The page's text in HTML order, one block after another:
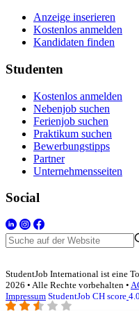
Anzeige inserieren
Kostenlos anmelden
Kandidaten finden
Studenten
Kostenlos anmelden
Nebenjob suchen
Ferienjob suchen
Praktikum suchen
Bewerbungstipps
Partner
Unternehmensseiten
Social
StudentJob International ist eine
2026 • Alle Rechte vorbehalten •
Impressum StudentJob CH score